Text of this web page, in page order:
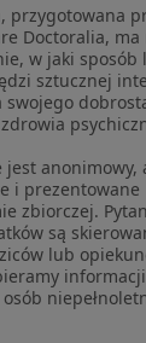
w Radomiu
w
w Radomiu
przygotowana
Doctoralia,
w jaki sposób
sztucznej
swojego
jest anonimowy,
i prezentowane
zbiorczej.
są
lub
informacji